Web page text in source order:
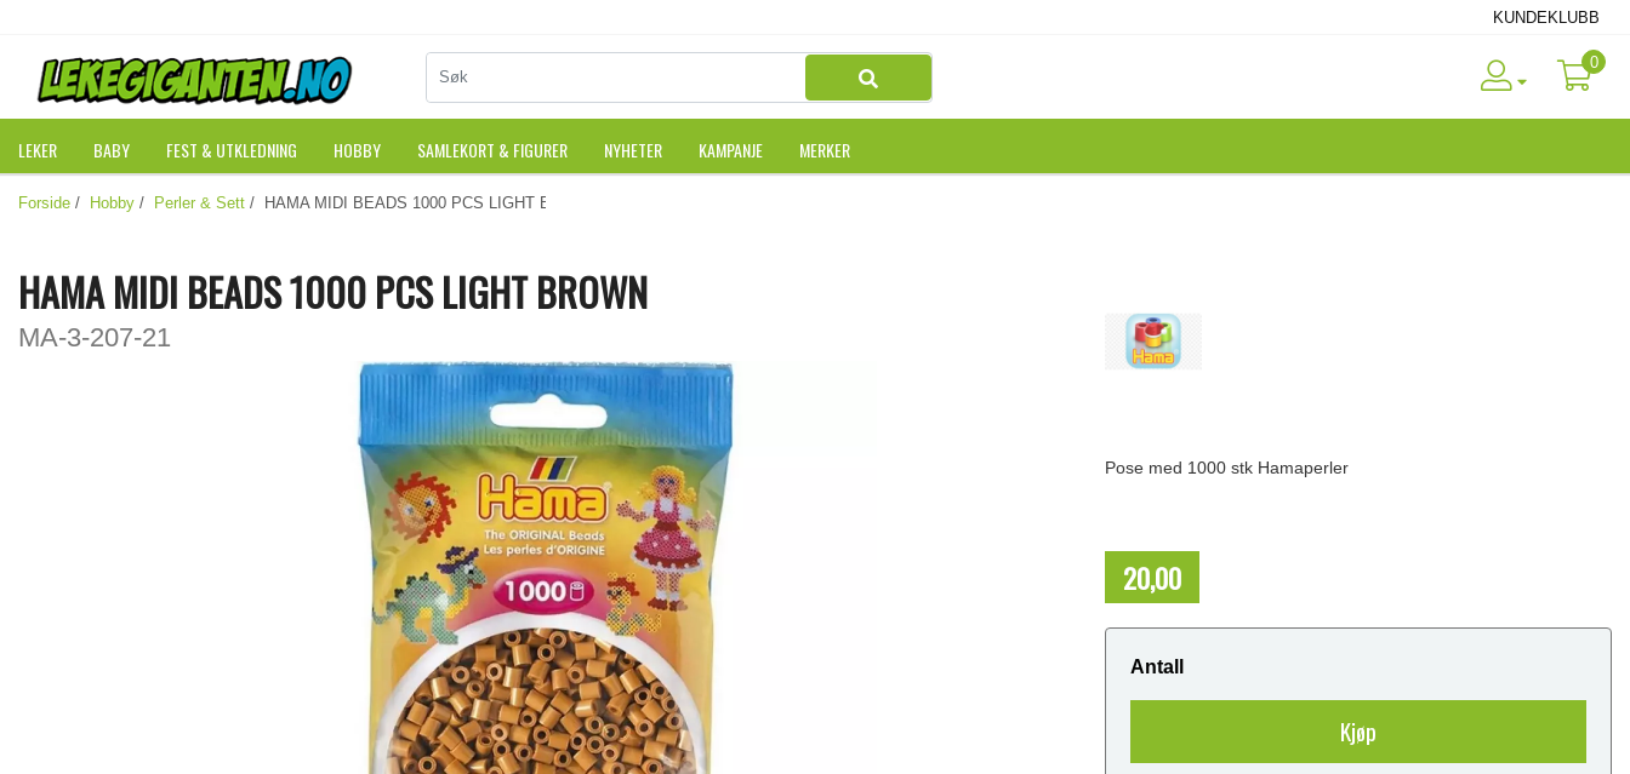
KUNDEKLUBB
0
LEKER BABY FEST & UTKLEDNING HOBBY SAMLEKORT & FIGURER NYHETER KAMPANJE MERKER
Forside / Hobby / Perler & Sett / HAMA MIDI BEADS 1000 PCS LIGHT BROWN
HAMA MIDI BEADS 1000 PCS LIGHT BROWN
MA-3-207-21
Pose med 1000 stk Hamaperler
20,00
Antall
Kjøp